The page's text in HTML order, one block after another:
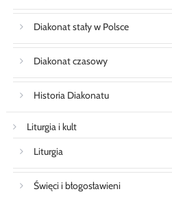
Diakonat stały w Polsce
Diakonat czasowy
Historia Diakonatu
Liturgia i kult
Liturgia
Święci i błogosławieni